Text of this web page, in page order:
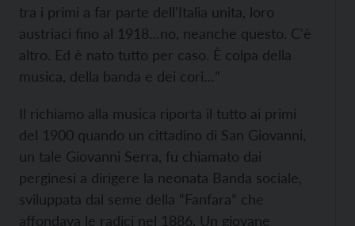
tra i primi a far parte dell'Italia unita, loro
austriaci fino al 1918…no, neanche questo. C'è
altro. Ed è nato tutto per caso. È colpa della
musica, della banda e dei cori…”
Il richiamo alla musica riporta il tutto ai primi
del 1900 quando un cittadino di San Giovanni,
un tale Giovanni Serra, fu chiamato dai
perginesi a dirigere la neonata Banda sociale,
sviluppata dal seme della “Fanfara” che
affondava le radici nel 1886. Un giovane